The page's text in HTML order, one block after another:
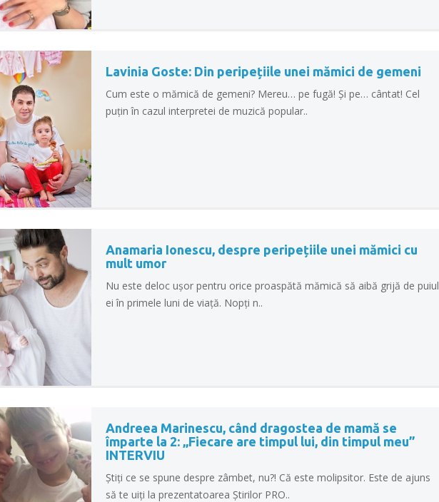
Lavinia Goste: Din peripețiile unei mămici de gemeni
Cum este o mămică de gemeni? Mereu… pe fugă! Și pe… cântat! Cel
puțin în cazul interpretei de muzică popular..
Anamaria Ionescu, despre peripețiile unei mămici cu
mult umor
Nu este deloc ușor pentru orice proaspătă mămică să aibă grijă de puiul
ei în primele luni de viață. Nopți n..
Andreea Marinescu, când dragostea de mamă se
împarte la 2: „Fiecare are timpul lui, din timpul meu”
INTERVIU
Știți ce se spune despre zâmbet, nu?! Că este molipsitor. Este de ajuns
să te uiți la prezentatoarea Știrilor PRO..